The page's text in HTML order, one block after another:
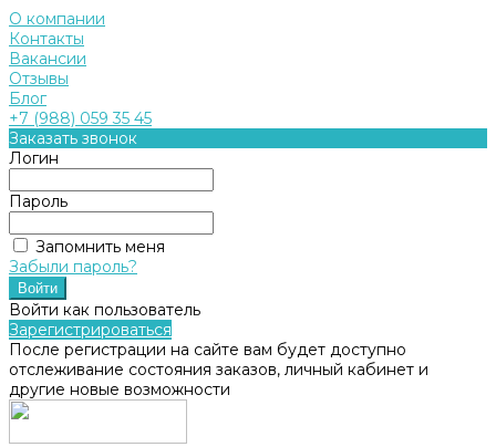
О компании
Контакты
Вакансии
Отзывы
Блог
+7 (988) 059 35 45
Заказать звонок
Логин
Пароль
Запомнить меня
Забыли пароль?
Войти как пользователь
Зарегистрироваться
После регистрации на сайте вам будет доступно
отслеживание состояния заказов, личный кабинет и
другие новые возможности